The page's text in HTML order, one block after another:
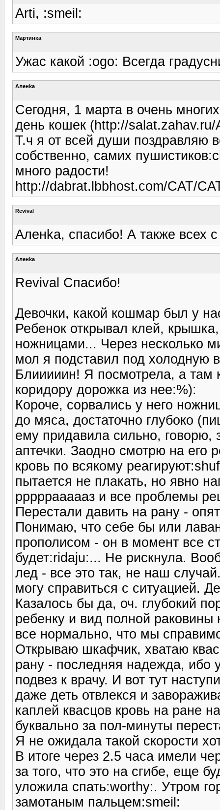
Arti, :smeil:
Мартинка
Ужас какой :ogo: Всегда
Аленka
Сегодня, 1 марта в очень
день кошек (http://
Т.ч я от всей души поздравляю
собственно, самих
много радости!
http://dabrat.lbbhost.com/CAT/
Revival
Аленka, спасибо! А также всех
Аленka
Revival Спасибо!
Девочки, какой кошмар был у
Ребенок открывал клей,
ножницами... Через несколько
мол я подставил под холодную
Блииииин! Я посмотрела, а там
коридору дорожка из нее:%):
Короче, сорвались у него
до мяса, достаточно глубоко
ему придавила сильно, говорю,
аптечки. Заодно смотрю на его
кровь по всякому
пытается не плакать, но явно
ррррраааааз и все проблемы
Перестали давить на рану -
Понимаю, что себе бы или
прополисом - он в момент все
будет:ridaju:... Не рискнула.
лед - все это так, не наш
могу справиться с ситуацией.
Казалось бы да, оч. глубокий
ребенку и вид полной
все нормально, что мы
Открываю шкафчик, хватаю
рану - последняя надежда, ибо
подвез к врачу. И вот тут
даже деть отвлекся и
каплей квасцов кровь на ране
буквально за пол-минуты
Я не ожидала такой скорости
В итоге через 2.5 часа имели
за того, что это на сгибе, еще
уложила спать:worthy:. Утром
замотаным пальцем:smeil: